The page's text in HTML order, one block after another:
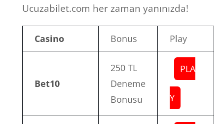
Ucuzabilet.com her zaman yanınızda!
Casino Bonus Play
Bet10
250 TL
Deneme
Bonusu
PLA
Y